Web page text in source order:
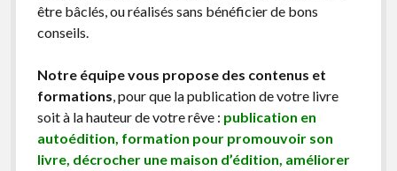
être bâclés, ou réalisés sans bénéficier de bons
conseils.
Notre équipe vous propose des contenus et
formations, pour que la publication de votre livre
soit à la hauteur de votre rêve : publication en
autoédition, formation pour promouvoir son
livre, décrocher une maison d’édition, améliorer